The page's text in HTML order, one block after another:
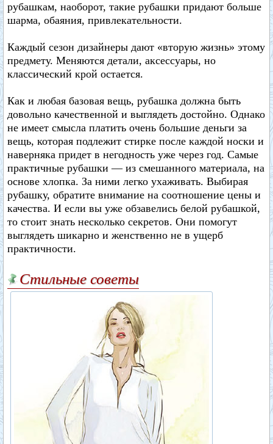
рубашкам, наоборот, такие рубашки придают больше
шарма, обаяния, привлекательности.
Каждый сезон дизайнеры дают «вторую жизнь» этому
предмету. Меняются детали, аксессуары, но
классический крой остается.
Как и любая базовая вещь, рубашка должна быть
довольно качественной и выглядеть достойно. Однако
не имеет смысла платить очень большие деньги за
вещь, которая подлежит стирке после каждой носки и
наверняка придет в негодность уже через год. Самые
практичные рубашки — из смешанного материала, на
основе хлопка. За ними легко ухаживать. Выбирая
рубашку, обратите внимание на соотношение цены и
качества. И если вы уже обзавелись белой рубашкой,
то стоит знать несколько секретов. Они помогут
выглядеть шикарно и женственно не в ущерб
практичности.
Стильные советы